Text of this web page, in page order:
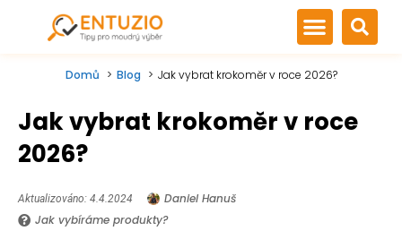
Domů Blog Jak vybrat krokoměr v roce 2026?
Jak vybrat krokoměr v roce
2026?
Aktualizováno: 4.4.2024
Daniel Hanuš
Jak vybíráme produkty?